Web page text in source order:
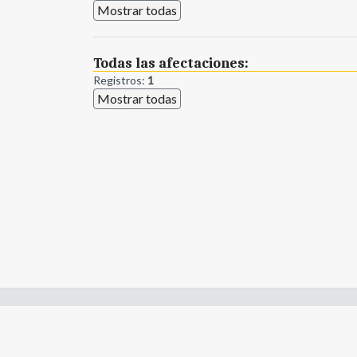
Mostrar todas
Todas las afectaciones:
Registros: 1
Mostrar todas